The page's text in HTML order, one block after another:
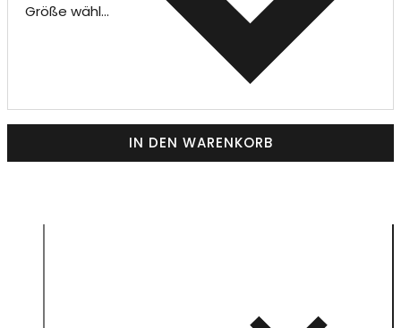
Größe wählen
IN DEN WARENKORB